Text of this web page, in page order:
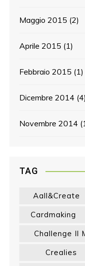
Maggio 2015 (2)
Aprile 2015 (1)
Febbraio 2015 (1)
Dicembre 2014 (4)
Novembre 2014
TAG
Aall&create
Cardmaking
Challenge Il
Crealies